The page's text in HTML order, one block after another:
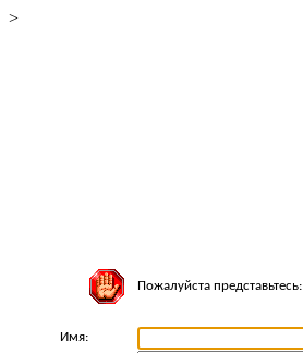
>
Пожалуйста представьтесь:
Имя: